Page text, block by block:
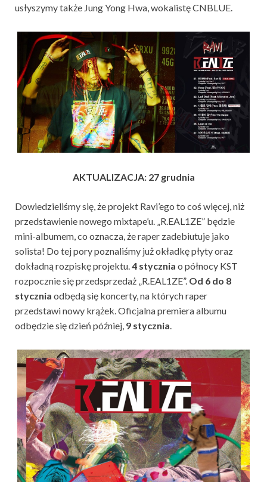
usłyszymy także Jung Yong Hwa, wokalistę CNBLUE.
AKTUALIZACJA: 27 grudnia
Dowiedzieliśmy się, że projekt Ravi’ego to coś więcej, niż
przedstawienie nowego mixtape’u. „R.EAL1ZE” będzie
mini-albumem, co oznacza, że raper zadebiutuje jako
solista! Do tej pory poznaliśmy już okładkę płyty oraz
dokładną rozpiskę projektu. 4 stycznia o północy KST
rozpocznie się przedsprzedaż „R.EAL1ZE”. Od 6 do 8
stycznia odbędą się koncerty, na których raper
przedstawi nowy krążek. Oficjalna premiera albumu
odbędzie się dzień później, 9 stycznia